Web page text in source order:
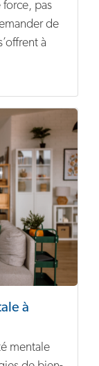
force, pas
de
à
à
mentale